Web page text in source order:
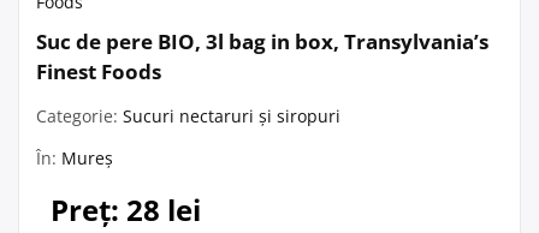
Suc de pere BIO, 3l bag in box, Transylvania’s
Finest Foods
Categorie: Sucuri nectaruri și siropuri
În: Mureș
Preț: 28 lei